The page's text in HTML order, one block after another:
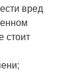
вред
стоит